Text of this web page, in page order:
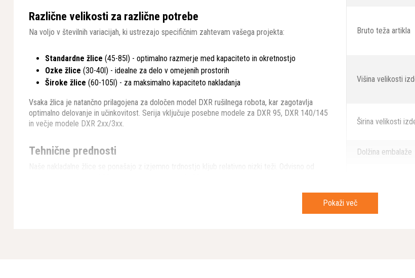
Različne velikosti za različne potrebe
Na voljo v številnih variacijah, ki ustrezajo specifičnim zahtevam vašega projekta:
Standardne žlice (45-85l) - optimalno razmerje med kapaciteto in okretnostjo
Ozke žlice (30-40l) - idealne za delo v omejenih prostorih
Široke žlice (60-105l) - za maksimalno kapaciteto nakladanja
Vsaka žlica je natančno prilagojena za določen model DXR rušilnega robota, kar zagotavlja
optimalno delovanje in učinkovitost. Serija vključuje posebne modele za DXR 95, DXR 140/145
in večje modele DXR 2xx/3xx.
Tehnične prednosti
Robustna konstrukcija iz visokokakovostnega jekla zagotavlja dolgo življenjsko dobo tudi pri
Bruto teža artikla
Višina velikosti
Širina velikosti
Dolžina embalaže
Pokaži več